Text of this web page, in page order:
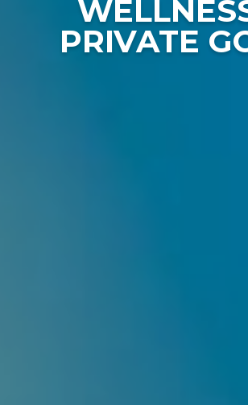
PRIVATE